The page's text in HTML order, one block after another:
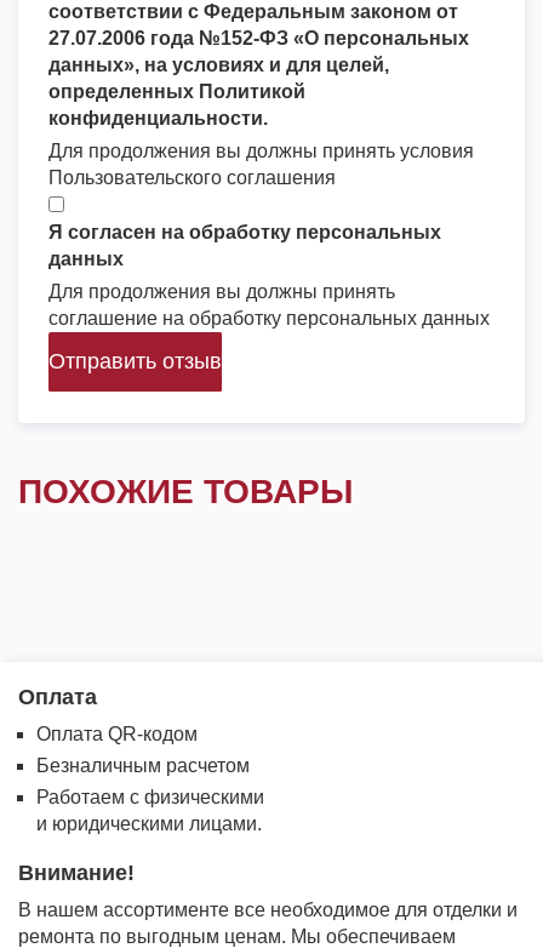
соответствии с Федеральным законом от
27.07.2006 года №152-ФЗ «О персональных
данных», на условиях и для целей,
определенных Политикой
конфиденциальности.
Для продолжения вы должны принять условия
Пользовательского соглашения
Я согласен на обработку персональных
данных
Для продолжения вы должны принять
соглашение на обработку персональных данных
Отправить отзыв
ПОХОЖИЕ ТОВАРЫ
Оплата
Оплата QR-кодом
Безналичным расчетом
Работаем с физическими
и юридическими лицами.
Внимание!
В нашем ассортименте все необходимое для отделки и
ремонта по выгодным ценам. Мы обеспечиваем